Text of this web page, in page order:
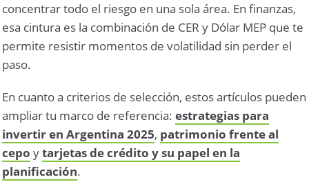
concentrar todo el riesgo en una sola área. En finanzas,
esa cintura es la combinación de CER y Dólar MEP que te
permite resistir momentos de volatilidad sin perder el
paso.
En cuanto a criterios de selección, estos artículos pueden
ampliar tu marco de referencia:estrategias para
invertir en Argentina 2025, patrimonio frente al
cepo ytarjetas de crédito y su papel en la
planificación.